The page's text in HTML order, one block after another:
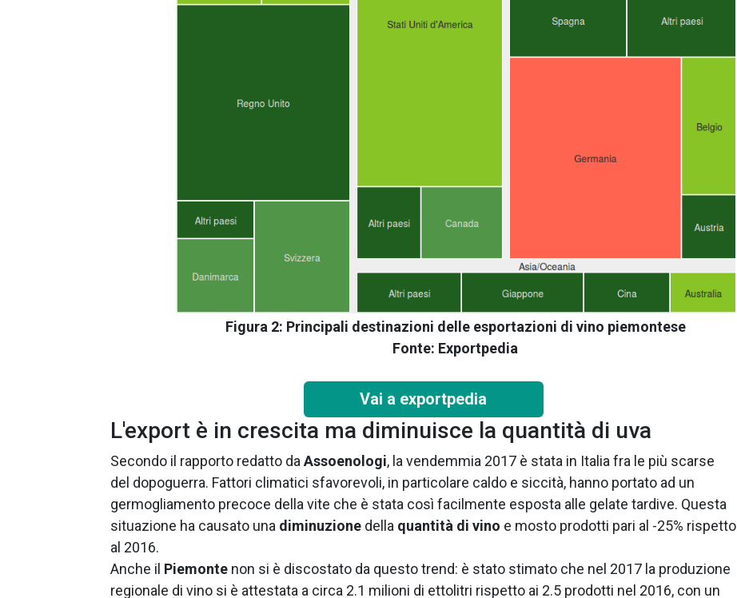
Figura 2: Principali destinazioni delle esportazioni di vino piemontese
Fonte: Exportpedia
Vai a exportpedia
L'export è in crescita ma diminuisce la quantità di uva
Secondo il rapporto redatto da Assoenologi, la vendemmia 2017 è stata in Italia fra le più scarse
del dopoguerra. Fattori climatici sfavorevoli, in particolare caldo e siccità, hanno portato ad un
germogliamento precoce della vite che è stata così facilmente esposta alle gelate tardive. Questa
situazione ha causato una diminuzione della quantità di vino e mosto prodotti pari al -25% rispetto
al 2016.
Anche il Piemonte non si è discostato da questo trend: è stato stimato che nel 2017 la produzione
regionale di vino si è attestata a circa 2.1 milioni di ettolitri rispetto ai 2.5 prodotti nel 2016, con un